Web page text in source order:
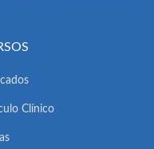
Clínico